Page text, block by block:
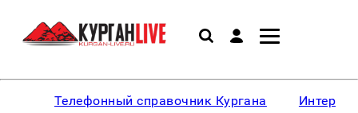
Телефонный справочник Кургана